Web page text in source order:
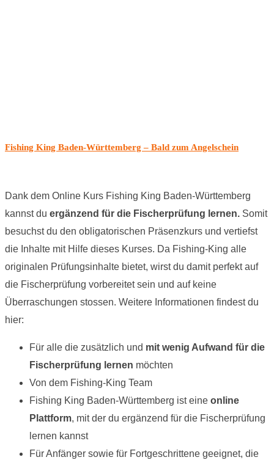
Fishing King Baden-Württemberg – Bald zum Angelschein
Dank dem Online Kurs Fishing King Baden-Württemberg
kannst du ergänzend für die Fischerprüfung lernen. Somit
besuchst du den obligatorischen Präsenzkurs und vertiefst
die Inhalte mit Hilfe dieses Kurses. Da Fishing-King alle
originalen Prüfungsinhalte bietet, wirst du damit perfekt auf
die Fischerprüfung vorbereitet sein und auf keine
Überraschungen stossen. Weitere Informationen findest du
hier:
Für alle die zusätzlich und mit wenig Aufwand für die
Fischerprüfung lernen möchten
Von dem Fishing-King Team
Fishing King Baden-Württemberg ist eine online
Plattform, mit der du ergänzend für die Fischerprüfung
lernen kannst
Für Anfänger sowie für Fortgeschrittene geeignet, die